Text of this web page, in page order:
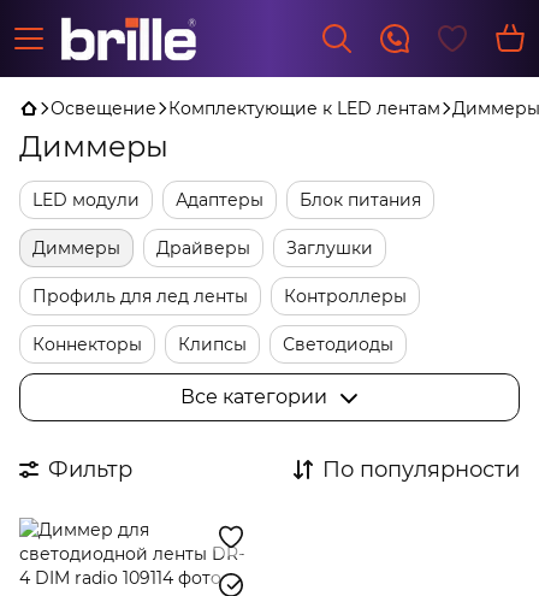
Освещение Комплектующие к LED лентам Диммеры
Диммеры
LED модули Адаптеры Блок питания
Диммеры Драйверы Заглушки
Профиль для лед ленты Контроллеры
Коннекторы Клипсы Светодиоды
Трансформаторы Фурнитура
Все категории
Фильтр По популярности